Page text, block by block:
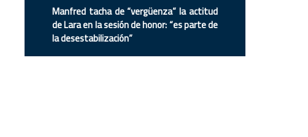
Manfred tacha de “vergüenza” la actitud
de Lara en la sesión de honor: “es parte de
la desestabilización”